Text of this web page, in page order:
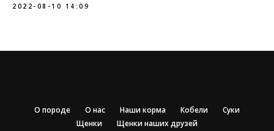
2022-08-10 14:09
О породе О нас Наши корма Кобели
Суки
Щенки
Щенки наших друзей